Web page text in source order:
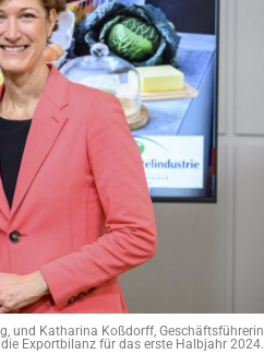
und Katharina Koßdorff, Geschäftsführerin
Exportbilanz für das erste Halbjahr 2024.